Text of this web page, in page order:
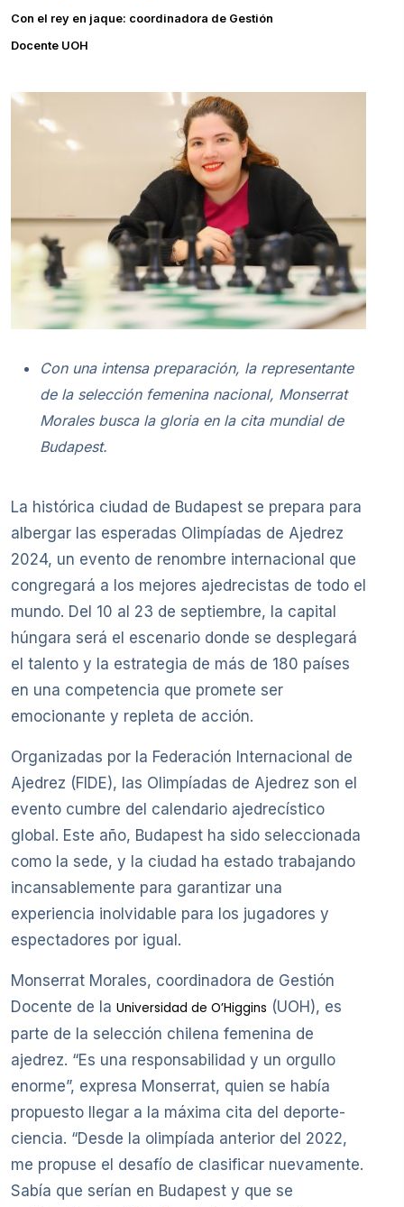
Con el rey en jaque: coordinadora de Gestión
Docente UOH
Con una intensa preparación, la representante
de la selección femenina nacional, Monserrat
Morales busca la gloria en la cita mundial de
Budapest.
La histórica ciudad de Budapest se prepara para
albergar las esperadas Olimpíadas de Ajedrez
2024, un evento de renombre internacional que
congregará a los mejores ajedrecistas de todo el
mundo. Del 10 al 23 de septiembre, la capital
húngara será el escenario donde se desplegará
el talento y la estrategia de más de 180 países
en una competencia que promete ser
emocionante y repleta de acción.
Organizadas por la Federación Internacional de
Ajedrez (FIDE), las Olimpíadas de Ajedrez son el
evento cumbre del calendario ajedrecístico
global. Este año, Budapest ha sido seleccionada
como la sede, y la ciudad ha estado trabajando
incansablemente para garantizar una
experiencia inolvidable para los jugadores y
espectadores por igual.
Monserrat Morales, coordinadora de Gestión
Docente de la Universidad de O’Higgins (UOH), es
parte de la selección chilena femenina de
ajedrez. “Es una responsabilidad y un orgullo
enorme”, expresa Monserrat, quien se había
propuesto llegar a la máxima cita del deporte-
ciencia. “Desde la olimpíada anterior del 2022,
me propuse el desafío de clasificar nuevamente.
Sabía que serían en Budapest y que se